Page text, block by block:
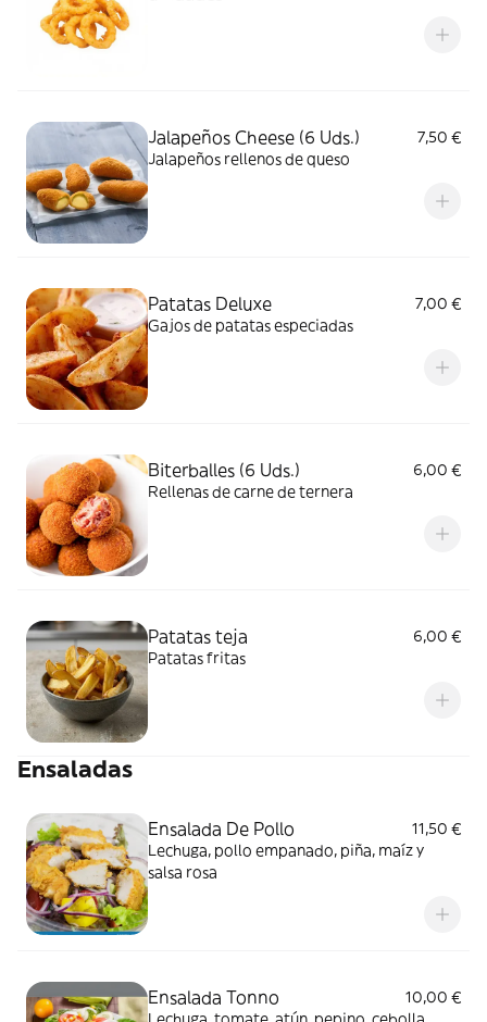
Jalapeños Cheese (6 Uds.)
7,50 €
Jalapeños rellenos de queso
Patatas Deluxe
7,00 €
Gajos de patatas especiadas
Biterballes (6 Uds.)
6,00 €
Rellenas de carne de ternera
Patatas teja
6,00 €
Patatas fritas
Ensaladas
Ensalada De Pollo
11,50 €
Lechuga, pollo empanado, piña, maíz y
salsa rosa
Ensalada Tonno
10,00 €